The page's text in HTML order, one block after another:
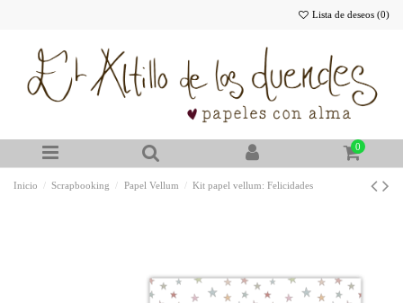
Lista de deseos (0)
0
Inicio Scrapbooking Papel Vellum Kit papel vellum: Felicidades